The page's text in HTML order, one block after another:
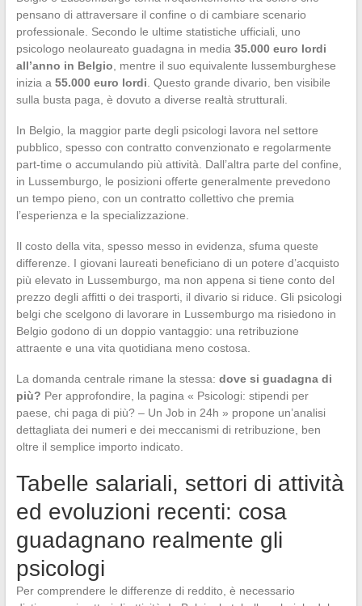
pensano di attraversare il confine o di cambiare scenario
professionale. Secondo le ultime statistiche ufficiali, uno
psicologo neolaureato guadagna in media 35.000 euro lordi
all’anno in Belgio , mentre il suo equivalente lussemburghese
inizia a 55.000 euro lordi . Questo grande divario, ben visibile
sulla busta paga, è dovuto a diverse realtà strutturali.
In Belgio, la maggior parte degli psicologi lavora nel settore
pubblico, spesso con contratto convenzionato e regolarmente
part-time o accumulando più attività. Dall’altra parte del confine,
in Lussemburgo, le posizioni offerte generalmente prevedono
un tempo pieno, con un contratto collettivo che premia
l’esperienza e la specializzazione.
Il costo della vita, spesso messo in evidenza, sfuma queste
differenze. I giovani laureati beneficiano di un potere d’acquisto
più elevato in Lussemburgo, ma non appena si tiene conto del
prezzo degli affitti o dei trasporti, il divario si riduce. Gli psicologi
belgi che scelgono di lavorare in Lussemburgo ma risiedono in
Belgio godono di un doppio vantaggio: una retribuzione
attraente e una vita quotidiana meno costosa.
La domanda centrale rimane la stessa: dove si guadagna di
più? Per approfondire, la pagina « Psicologi: stipendi per
paese, chi paga di più? – Un Job in 24h » propone un’analisi
dettagliata dei numeri e dei meccanismi di retribuzione, ben
oltre il semplice importo indicato.
Tabelle salariali, settori di attività
ed evoluzioni recenti: cosa
guadagnano realmente gli
psicologi
Per comprendere le differenze di reddito, è necessario